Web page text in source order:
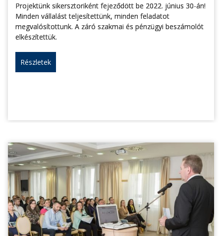
Projektünk sikersztoriként fejeződött be 2022. június 30-án!
Minden vállalást teljesítettünk, minden feladatot
megvalósítottunk. A záró szakmai és pénzügyi beszámolót
elkészítettük.
Részletek